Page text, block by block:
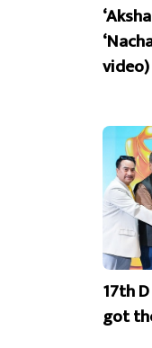
video)
17th
got